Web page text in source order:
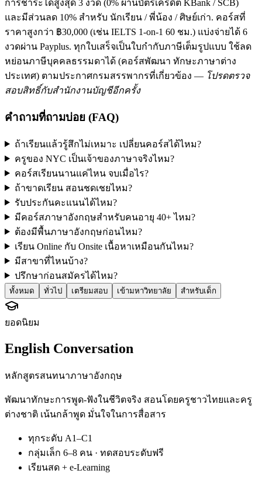
การชำระได้สูงสุด 3 งวด (0% ผ่านบัตรเครดิต KBank / SCB)
และมีส่วนลด 10% สำหรับ นักเรียน / พี่น้อง / ศิษย์เก่า. คอร์สที่
ราคาสูงกว่า ฿30,000 (เช่น IELTS 1-on-1 60 ชม.) แบ่งจ่ายได้ 6
งวดผ่าน Payplus. ทุกใบเสร็จเป็นใบกำกับภาษีเต็มรูปแบบ ใช้ลด
หย่อนภาษีบุคคลธรรมดาได้ (คอร์สพัฒนา ทักษะภาษาต่าง
ประเทศ) ตามประกาศกรมสรรพากรที่เกี่ยวข้อง — โปรดตรวจ
สอบสิทธิ์กับสำนักงานบัญชีอีกครั้ง
คำถามที่ถามบ่อย (FAQ)
ถ้าเรียนแล้วรู้สึกไม่เหมาะ เปลี่ยนคอร์สได้ไหม?
ครูของ NYC เป็นเจ้าของภาษาจริงไหม?
คอร์สเรียนนานแค่ไหน จบเมื่อไร?
ถ้าขาดเรียน สอนชดเชยไหม?
รับประกันคะแนนได้ไหม?
มีคอร์สภาษาอังกฤษสำหรับคนอายุ 40+ ไหม?
ต้องมีพื้นภาษาอังกฤษก่อนไหม?
เรียน Online กับ Onsite เนื้อหาเหมือนกันไหม?
มีสาขาที่ไหนบ้าง?
ปรึกษาก่อนสมัครได้ไหม?
ทั้งหมด ทั่วไป เตรียมสอบ เข้ามหาวิทยาลัย สำหรับเด็ก
ยอดนิยม
English Conversation
หลักสูตรสนทนาภาษาอังกฤษ
พัฒนาทักษะการพูด-ฟังในชีวิตจริง สอนโดยครูชาวไทยและครู
ต่างชาติ เน้นกล้าพูด มั่นใจในการสื่อสาร
ทุกระดับ A1–C1
กลุ่มเล็ก 6–8 คน · ทดสอบระดับฟรี
เรียนสด + e-Learning